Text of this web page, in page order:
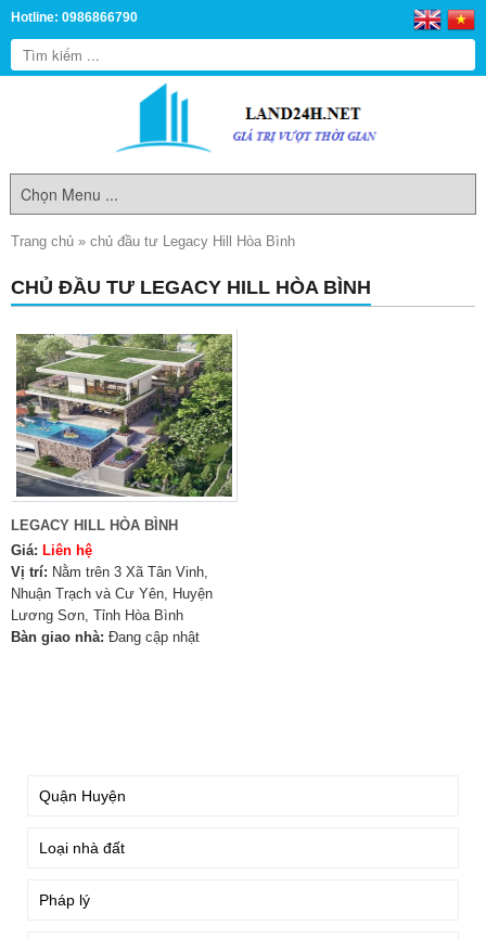
Hotline: 0986866790
Trang chủ » chủ đầu tư Legacy Hill Hòa Bình
CHỦ ĐẦU TƯ LEGACY HILL HÒA BÌNH
LEGACY HILL HÒA BÌNH
Giá: Liên hệ
Vị trí: Nằm trên 3 Xã Tân Vinh,
Nhuận Trạch và Cư Yên, Huyện
Lương Sơn, Tỉnh Hòa Bình
Bàn giao nhà: Đang cập nhật